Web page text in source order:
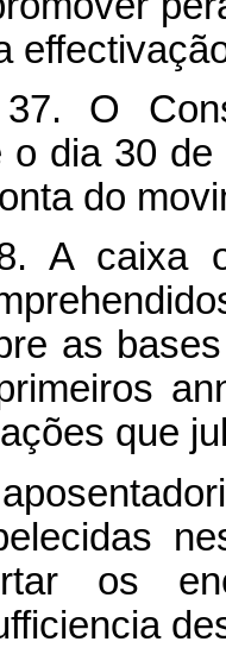
O
o dia 30
do
A caixa
as
que
os